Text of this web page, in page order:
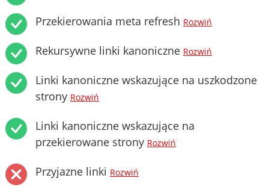
Przekierowania meta refresh Rozwiń
Rekursywne linki kanoniczne Rozwiń
Linki kanoniczne wskazujące na uszkodzone
strony Rozwiń
Linki kanoniczne wskazujące na
przekierowane strony Rozwiń
Przyjazne linki Rozwiń